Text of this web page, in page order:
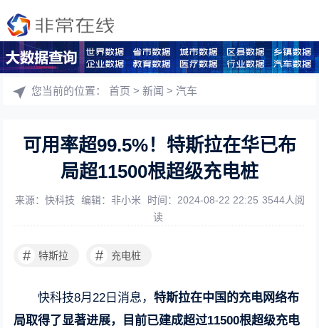
您当前的位置：首页 >新闻 >汽车
可用率超99.5%！特斯拉在华已布
局超11500根超级充电桩
来源：快科技 编辑：非小米 时间：2024-08-22 22:25 3544人阅
读
# 特斯拉 # 充电桩
快科技8月22日消息，特斯拉在中国的充电网络布
局取得了显著进展，目前已建成超过11500根超级充电